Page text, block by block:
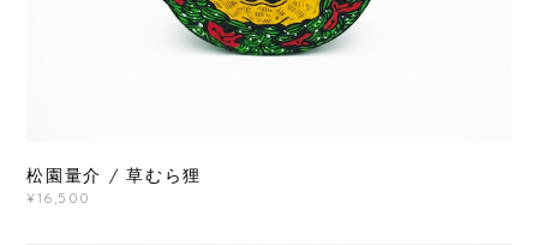
松園量介 / 草むら狸
¥16,500